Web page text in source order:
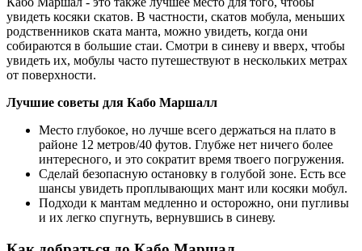
увидеть косяки скатов. В частности, скатов мобула, меньших
родственников ската манта, можно увидеть, когда они
собираются в большие стаи. Смотри в синеву и вверх, чтобы
увидеть их, мобулы часто путешествуют в нескольких метрах
от поверхности.
Лучшие советы для Кабо Маршалл
Место глубокое, но лучше всего держаться на плато в
районе 12 метров/40 футов. Глубже нет ничего более
интересного, и это сократит время твоего погружения.
Сделай безопасную остановку в голубой зоне. Есть все
шансы увидеть проплывающих мант или косяки мобул.
Подходи к мантам медленно и осторожно, они пугливы
и их легко спугнуть, вернувшись в синеву.